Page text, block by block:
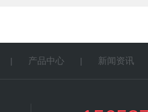
| 产品中心 | 新闻资讯